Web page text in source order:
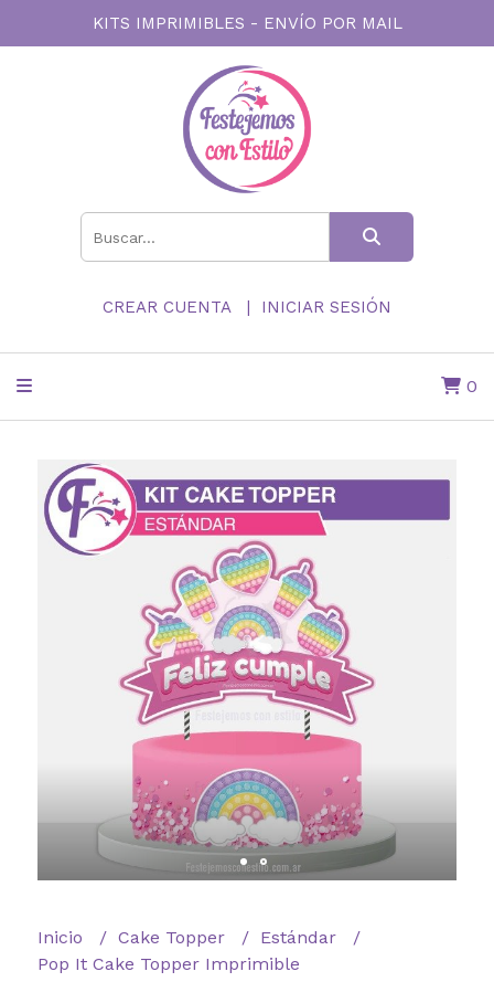
KITS IMPRIMIBLES - ENVÍO POR MAIL
CREAR CUENTA INICIAR SESIÓN
0
Inicio Cake Topper
Estándar
Pop It Cake Topper Imprimible